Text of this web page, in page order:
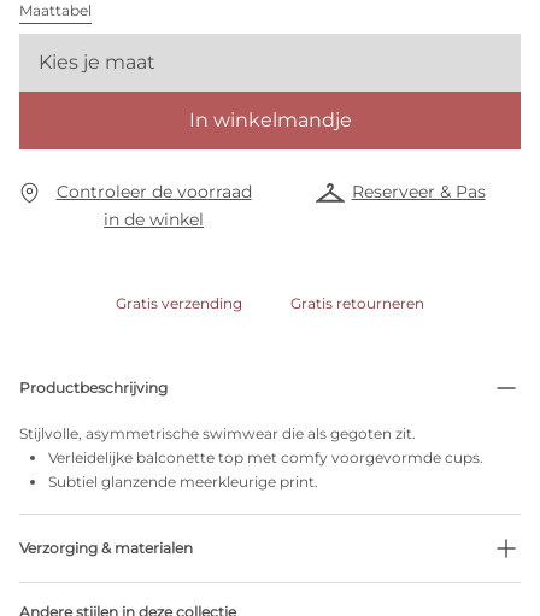
Maattabel
Kies je maat
In winkelmandje
Controleer de voorraad
in de winkel
Reserveer & Pas
Gratis verzending Gratis retourneren
Productbeschrijving
Stijlvolle, asymmetrische swimwear die als gegoten zit.
Verleidelijke balconette top met comfy voorgevormde cups.
Subtiel glanzende meerkleurige print.
Verzorging & materialen
Andere stijlen in deze collectie